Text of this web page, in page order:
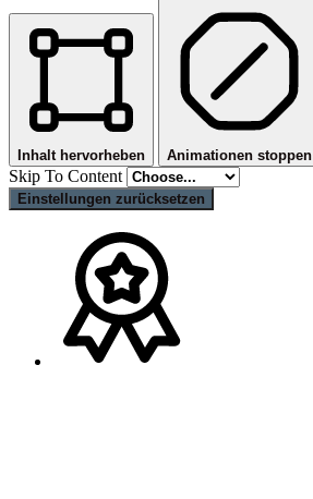
Inhalt hervorheben Animationen stoppen
Skip To Content
Einstellungen zurücksetzen